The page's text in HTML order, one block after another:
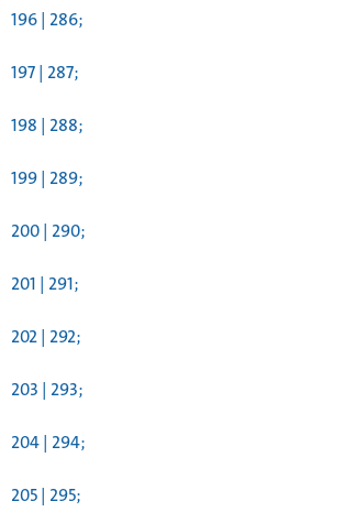
196 | 286;
197 | 287;
198 | 288;
199 | 289;
200 | 290;
201 | 291;
202 | 292;
203 | 293;
204 | 294;
205 | 295;